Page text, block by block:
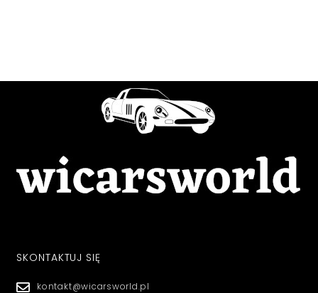
SKONTAKTUJ SIĘ
kontakt@wicarsworld.pl